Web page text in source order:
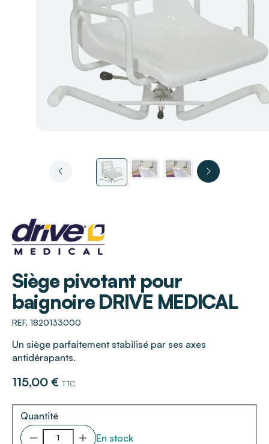
Siège pivotant pour
baignoire DRIVE MEDICAL
REF. 1820133000
Un siège parfaitement stabilisé par ses axes
antidérapants.
115,00 € TTC
Quantité
En stock